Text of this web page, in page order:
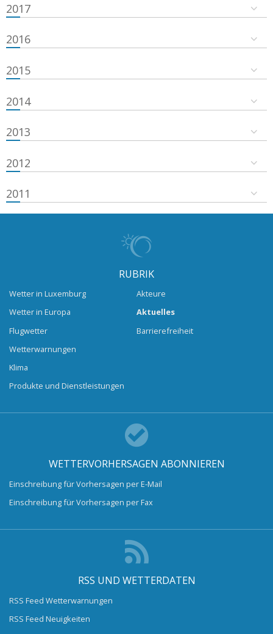
2017
2016
2015
2014
2013
2012
2011
RUBRIK
Wetter in Luxemburg
Wetter in Europa
Flugwetter
Wetterwarnungen
Klima
Produkte und Dienstleistungen
Akteure
Aktuelles
Barrierefreiheit
WETTERVORHERSAGEN ABONNIEREN
Einschreibung für Vorhersagen per E-Mail
Einschreibung für Vorhersagen per Fax
RSS UND WETTERDATEN
RSS Feed Wetterwarnungen
RSS Feed Neuigkeiten